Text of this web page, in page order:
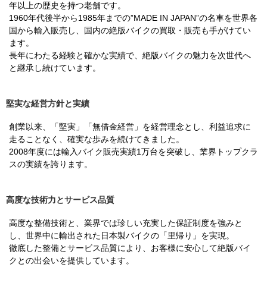
年以上の歴史を持つ老舗です。
1960年代後半から1985年までの”MADE IN JAPAN”の名車を世界各
国から輸入販売し、国内の絶版バイクの買取・販売も手がけてい
ます。
長年にわたる経験と確かな実績で、絶版バイクの魅力を次世代へ
と継承し続けています。
堅実な経営方針と実績
創業以来、「堅実」「無借金経営」を経営理念とし、利益追求に
走ることなく、確実な歩みを続けてきました。
2008年度には輸入バイク販売実績1万台を突破し、業界トップクラ
スの実績を誇ります。
高度な技術力とサービス品質
高度な整備技術と、業界では珍しい充実した保証制度を強みと
し、世界中に輸出された日本製バイクの「里帰り」を実現。
徹底した整備とサービス品質により、お客様に安心して絶版バイ
クとの出会いを提供しています。